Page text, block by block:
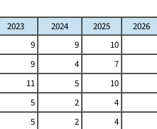
2023 2024 2025
2026
9 9
10
9 4
7
11 5
10
5 2
4
5 2
4